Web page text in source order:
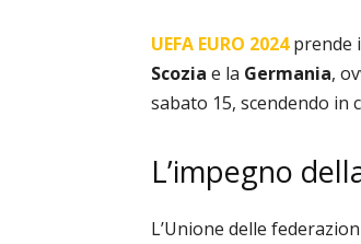
UEFA EURO 2024prende
Scozia e la Germania,
sabato 15, scendendo in
L’impegno
L’Unione delle